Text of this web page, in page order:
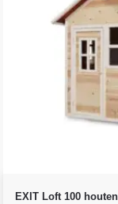
EXIT Loft 100